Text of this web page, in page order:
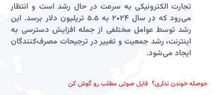
تجارت الکترونیکی به سرعت در حال رشد است و انتظار
می‌رود که در سال ۲۰۲۴ به ۵.۵ تریلیون دلار برسد. این
رشد توسط عوامل مختلفی از جمله افزایش دسترسی به
اینترنت، رشد جمعیت و تغییر در ترجیحات مصرف‌کنندگان
ایجاد می‌شود.
حوصله خوندن نداری؟ فایل صوتی مطلب رو گوش کن